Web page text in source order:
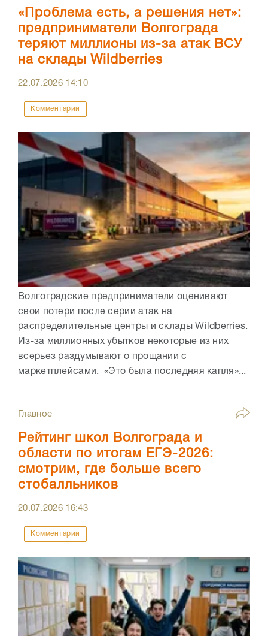
«Проблема есть, а решения нет»:
предприниматели Волгограда
теряют миллионы из-за атак ВСУ
на склады Wildberries
22.07.2026 14:10
Комментарии
Волгоградские предприниматели оценивают
свои потери после серии атак на
распределительные центры и склады Wildberries.
Из-за миллионных убытков некоторые из них
всерьез раздумывают о прощании с
маркетплейсами. «Это была последняя капля»...
Главное
Рейтинг школ Волгограда и
области по итогам ЕГЭ-2026:
смотрим, где больше всего
стобалльников
20.07.2026 16:43
Комментарии